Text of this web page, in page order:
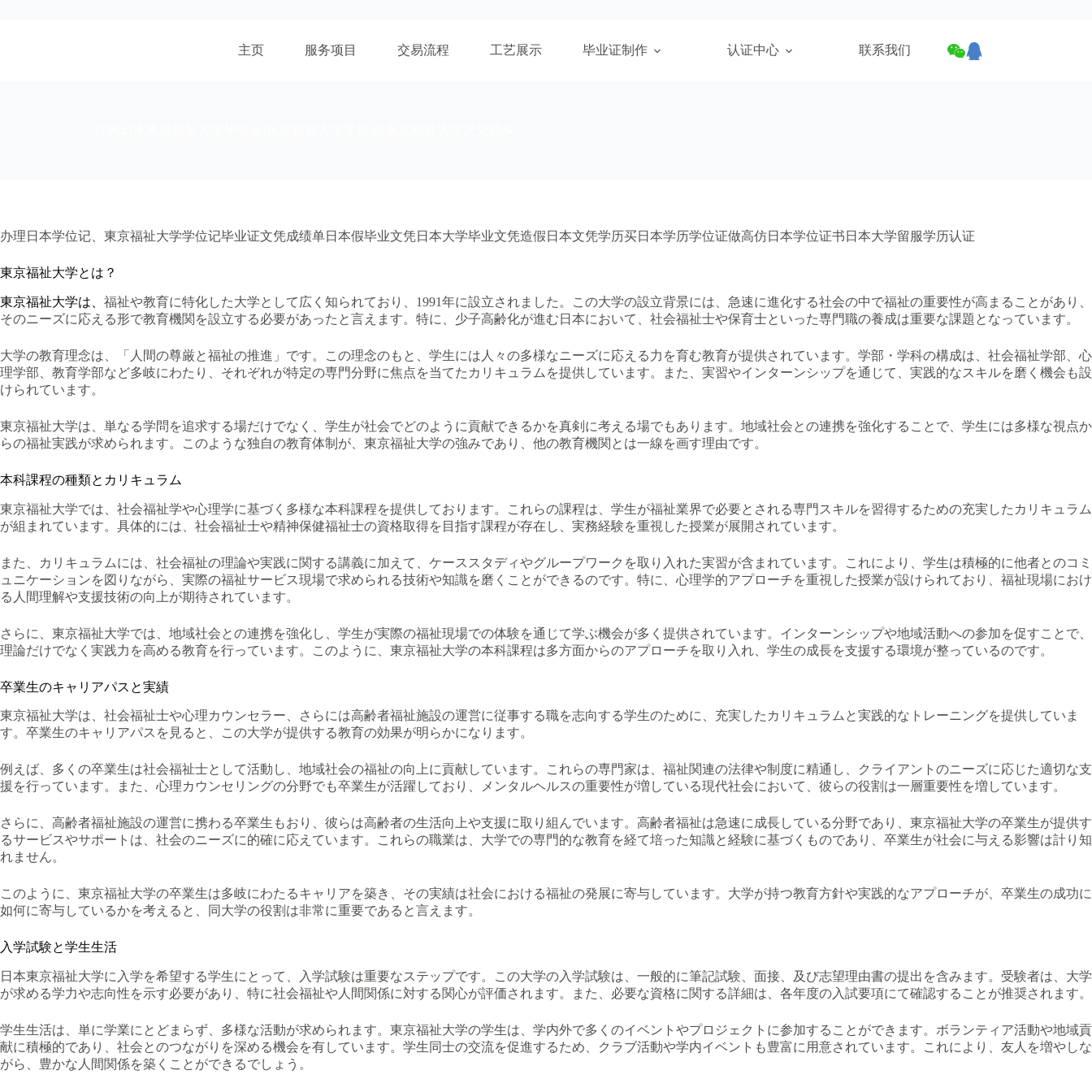
主页 服务项目 交易流程 工艺展示 毕业证制作 认证中心 联系我们
办理日本学位记、東京福祉大学学位记毕业证文凭成绩单日本假毕业文凭日本大学毕业文凭造假日本文凭学历买日本学历学位证做高仿日本学位证书日本大学留服学历认证
東京福祉大学とは？
東京福祉大学は、 福祉や教育に特化した大学として広く知られており、1991年に設立されました。この大学の設立背景には、急速に進化する社会の中で福祉の重要性が高まることがあり、
そのニーズに応える形で教育機関を設立する必要があったと言えます。特に、少子高齢化が進む日本において、社会福祉士や保育士といった専門職の養成は重要な課題となっています。
大学の教育理念は、「人間の尊厳と福祉の推進」です。この理念のもと、学生には人々の多様なニーズに応える力を育む教育が提供されています。学部・学科の構成は、社会福祉学部、心
理学部、教育学部など多岐にわたり、それぞれが特定の専門分野に焦点を当てたカリキュラムを提供しています。また、実習やインターンシップを通じて、実践的なスキルを磨く機会も設
けられています。
東京福祉大学は、単なる学問を追求する場だけでなく、学生が社会でどのように貢献できるかを真剣に考える場でもあります。地域社会との連携を強化することで、学生には多様な視点か
らの福祉実践が求められます。このような独自の教育体制が、東京福祉大学の強みであり、他の教育機関とは一線を画す理由です。
本科課程の種類とカリキュラム
東京福祉大学では、社会福祉学や心理学に基づく多様な本科課程を提供しております。これらの課程は、学生が福祉業界で必要とされる専門スキルを習得するための充実したカリキュラム
が組まれています。具体的には、社会福祉士や精神保健福祉士の資格取得を目指す課程が存在し、実務経験を重視した授業が展開されています。
また、カリキュラムには、社会福祉の理論や実践に関する講義に加えて、ケーススタディやグループワークを取り入れた実習が含まれています。これにより、学生は積極的に他者とのコミ
ュニケーションを図りながら、実際の福祉サービス現場で求められる技術や知識を磨くことができるのです。特に、心理学的アプローチを重視した授業が設けられており、福祉現場におけ
る人間理解や支援技術の向上が期待されています。
さらに、東京福祉大学では、地域社会との連携を強化し、学生が実際の福祉現場での体験を通じて学ぶ機会が多く提供されています。インターンシップや地域活動への参加を促すことで、
理論だけでなく実践力を高める教育を行っています。このように、東京福祉大学の本科課程は多方面からのアプローチを取り入れ、学生の成長を支援する環境が整っているのです。
卒業生のキャリアパスと実績
東京福祉大学は、社会福祉士や心理カウンセラー、さらには高齢者福祉施設の運営に従事する職を志向する学生のために、充実したカリキュラムと実践的なトレーニングを提供していま
す。卒業生のキャリアパスを見ると、この大学が提供する教育の効果が明らかになります。
例えば、多くの卒業生は社会福祉士として活動し、地域社会の福祉の向上に貢献しています。これらの専門家は、福祉関連の法律や制度に精通し、クライアントのニーズに応じた適切な支
援を行っています。また、心理カウンセリングの分野でも卒業生が活躍しており、メンタルヘルスの重要性が増している現代社会において、彼らの役割は一層重要性を増しています。
さらに、高齢者福祉施設の運営に携わる卒業生もおり、彼らは高齢者の生活向上や支援に取り組んでいます。高齢者福祉は急速に成長している分野であり、東京福祉大学の卒業生が提供す
るサービスやサポートは、社会のニーズに的確に応えています。これらの職業は、大学での専門的な教育を経て培った知識と経験に基づくものであり、卒業生が社会に与える影響は計り知
れません。
このように、東京福祉大学の卒業生は多岐にわたるキャリアを築き、その実績は社会における福祉の発展に寄与しています。大学が持つ教育方針や実践的なアプローチが、卒業生の成功に
如何に寄与しているかを考えると、同大学の役割は非常に重要であると言えます。
入学試験と学生生活
日本東京福祉大学に入学を希望する学生にとって、入学試験は重要なステップです。この大学の入学試験は、一般的に筆記試験、面接、及び志望理由書の提出を含みます。受験者は、大学
が求める学力や志向性を示す必要があり、特に社会福祉や人間関係に対する関心が評価されます。また、必要な資格に関する詳細は、各年度の入試要項にて確認することが推奨されます。
学生生活は、単に学業にとどまらず、多様な活動が求められます。東京福祉大学の学生は、学内外で多くのイベントやプロジェクトに参加することができます。ボランティア活動や地域貢
献に積極的であり、社会とのつながりを深める機会を有しています。学生同士の交流を促進するため、クラブ活動や学内イベントも豊富に用意されています。これにより、友人を増やしな
がら、豊かな人間関係を築くことができるでしょう。